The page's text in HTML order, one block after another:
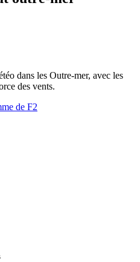
dans les Outre-mer, avec les
des vents.
de F2